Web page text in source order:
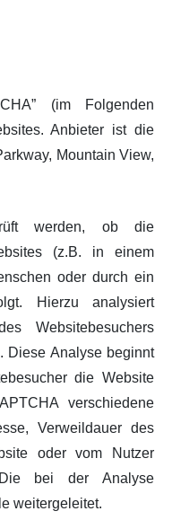
(im Folgenden
Anbieter ist die
Mountain View,
werden, ob die
(z.B. in einem
oder durch ein
Hierzu analysiert
Websitebesuchers
Diese Analyse beginnt
die Website
verschiedene
Verweildauer des
oder vom Nutzer
Die bei der Analyse
weitergeleitet.